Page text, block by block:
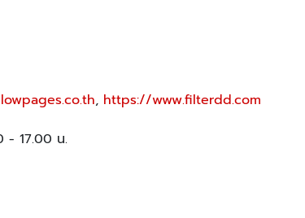
, https://www.filterdd.com
- 17.00 น.